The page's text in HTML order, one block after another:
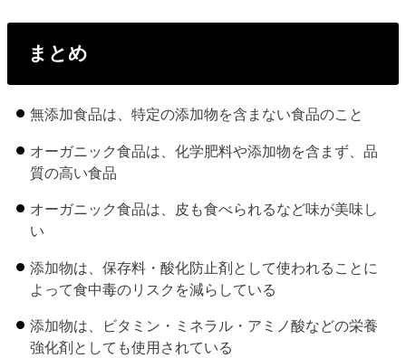
まとめ
無添加食品は、特定の添加物を含まない食品のこと
オーガニック食品は、化学肥料や添加物を含まず、品
質の高い食品
オーガニック食品は、皮も食べられるなど味が美味し
い
添加物は、保存料・酸化防止剤として使われることに
よって食中毒のリスクを減らしている
添加物は、ビタミン・ミネラル・アミノ酸などの栄養
強化剤としても使用されている